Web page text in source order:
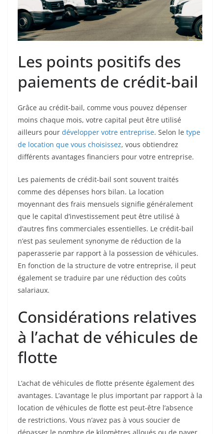
Les points positifs des
paiements de crédit-bail
Grâce au crédit-bail, comme vous pouvez dépenser
moins chaque mois, votre capital peut être utilisé
ailleurs pour développer votre entreprise. Selon le type
de location que vous choisissez, vous obtiendrez
différents avantages financiers pour votre entreprise.
Les paiements de crédit-bail sont souvent traités
comme des dépenses hors bilan. La location
moyennant des frais mensuels signifie généralement
que le capital d’investissement peut être utilisé à
d’autres fins commerciales essentielles. Le crédit-bail
n’est pas seulement synonyme de réduction de la
paperasserie par rapport à la possession de véhicules.
En fonction de la structure de votre entreprise, il peut
également se traduire par une réduction des coûts
salariaux.
Considérations relatives
à l’achat de véhicules de
flotte
L’achat de véhicules de flotte présente également des
avantages. L’avantage le plus important par rapport à la
location de véhicules de flotte est peut-être l’absence
de restrictions. Vous n’avez pas à vous soucier de